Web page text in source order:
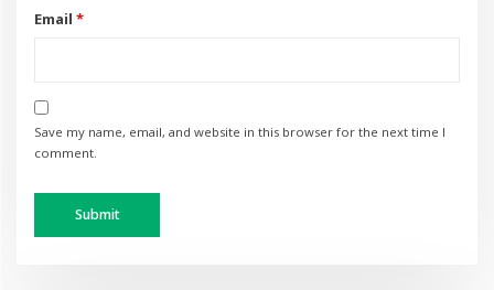
Email *
Save my name, email, and website in this browser for the next time I
comment.